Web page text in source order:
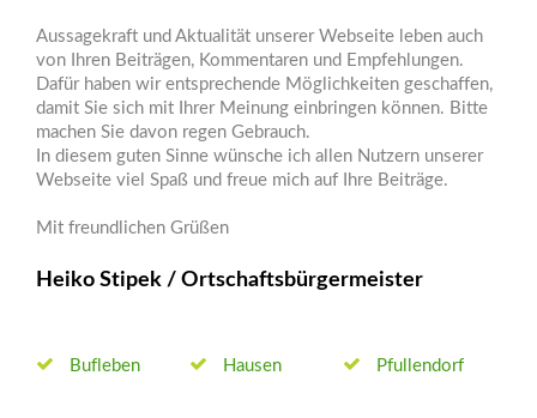
Aussagekraft und Aktualität unserer Webseite leben auch
von Ihren Beiträgen, Kommentaren und Empfehlungen.
Dafür haben wir entsprechende Möglichkeiten geschaffen,
damit Sie sich mit Ihrer Meinung einbringen können. Bitte
machen Sie davon regen Gebrauch.
In diesem guten Sinne wünsche ich allen Nutzern unserer
Webseite viel Spaß und freue mich auf Ihre Beiträge.
Mit freundlichen Grüßen
Heiko Stipek / Ortschaftsbürgermeister
Bufleben Hausen Pfullendorf